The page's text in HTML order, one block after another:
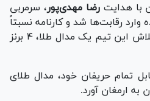
با هدایت رضا مهدی‌پور، سرمربی
رده، با ۸ نماینده وارد رقابت‌ها شد و کارنامه نسبتاً
قابل‌قبولی ثبت کرد. حاصل تلاش این تیم یک مدال طلا، ۴ برنز
تمام حریفان خود، مدال طلای
به ارمغان آورد.